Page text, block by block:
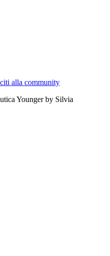
alla community
Youngerby Silvia